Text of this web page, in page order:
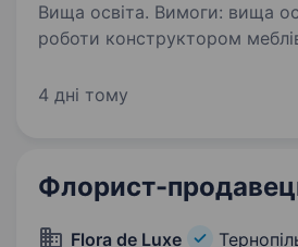
Вища освіта. Вимоги: вища освіта; досвід
роботи конструктором
меблів та їхні характеристики;
4 дні тому
Флорист-
Flora de Luxe